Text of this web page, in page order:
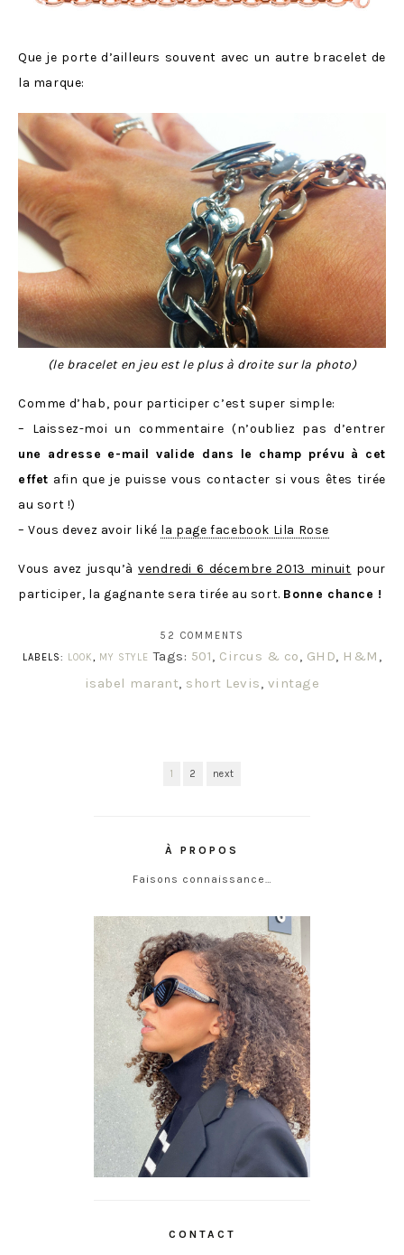
Que je porte d’ailleurs souvent avec un autre bracelet de
la marque:
(le bracelet en jeu est le plus à droite sur la photo)
Comme d’hab, pour participer c’est super simple:
– Laissez-moi un commentaire (n’oubliez pas d’entrer
une adresse e-mail valide dans le champ prévu à cet
effet afin que je puisse vous contacter si vous êtes tirée
au sort !)
– Vous devez avoir liké la page facebook Lila Rose
Vous avez jusqu’àvendredi 6 décembre 2013 minuit pour
participer, la gagnante sera tirée au sort. Bonne chance !
52 COMMENTS
LABELS: LOOK MY STYLE Tags: 501 Circus & co GHD H&M
isabel marant short Levis vintage
1 2 next
À PROPOS
Faisons connaissance…
CONTACT